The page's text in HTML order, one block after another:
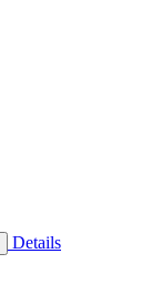
Details